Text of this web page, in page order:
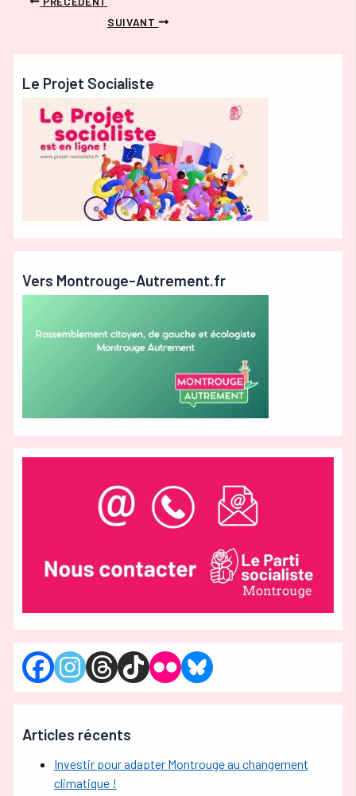
SUIVANT
Le Projet Socialiste
Vers Montrouge-Autrement.fr
Articles récents
Investir pour adapter Montrouge au changement
climatique !